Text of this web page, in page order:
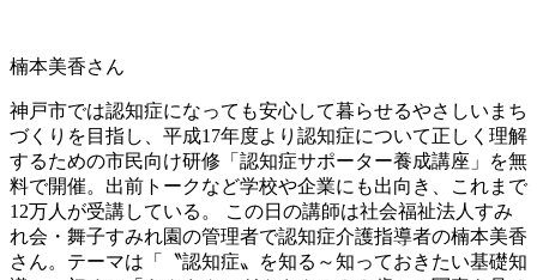
楠本美香さん
神戸市では認知症になっても安心して暮らせるやさしいまち
づくりを目指し、平成17年度より認知症について正しく理解
するための市民向け研修「認知症サポーター養成講座」を無
料で開催。出前トークなど学校や企業にも出向き、これまで
12万人が受講している。 この日の講師は社会福祉法人すみ
れ会・舞子すみれ園の管理者で認知症介護指導者の楠本美香
さん。テーマは「〝認知症〟を知る～知っておきたい基礎知